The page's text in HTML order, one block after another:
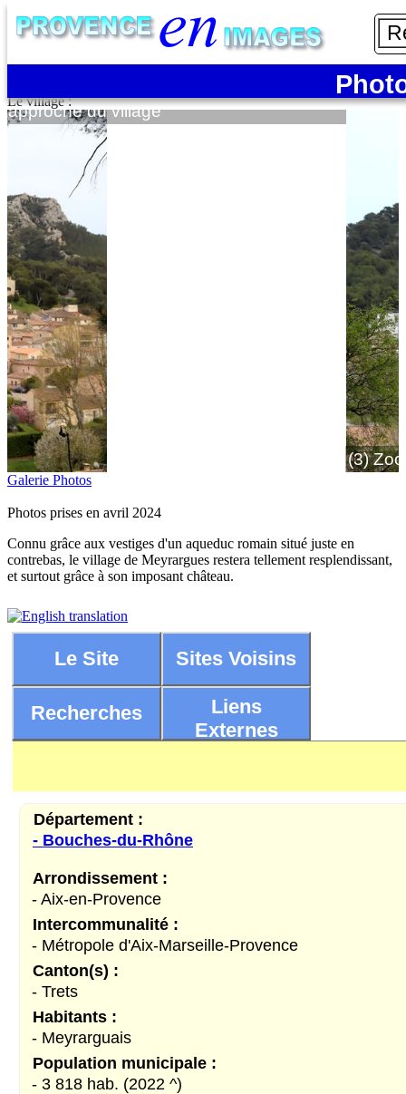
Meyrargues
8 photos :
Le village :
Galerie Photos
Photos prises en avril 2024
Connu grâce aux vestiges d'un aqueduc romain situé juste en
contrebas, le village de Meyrargues restera tellement resplendissant,
et surtout grâce à son imposant château.
Le Site Sites Voisins
Recherches
Liens
Externes
Département :
- Bouches-du-Rhône
Arrondissement :
- Aix-en-Provence
Intercommunalité :
- Métropole d'Aix-Marseille-Provence
Canton(s) :
- Trets
Habitants :
- Meyrarguais
Population municipale :
- 3 818 hab. (2022 ^)